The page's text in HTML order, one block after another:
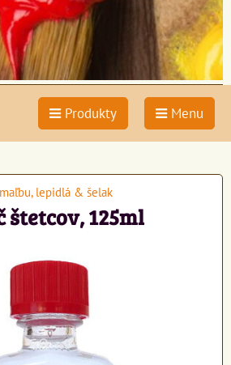
Produkty Menu
lepidlá & šelak
štetcov, 125ml